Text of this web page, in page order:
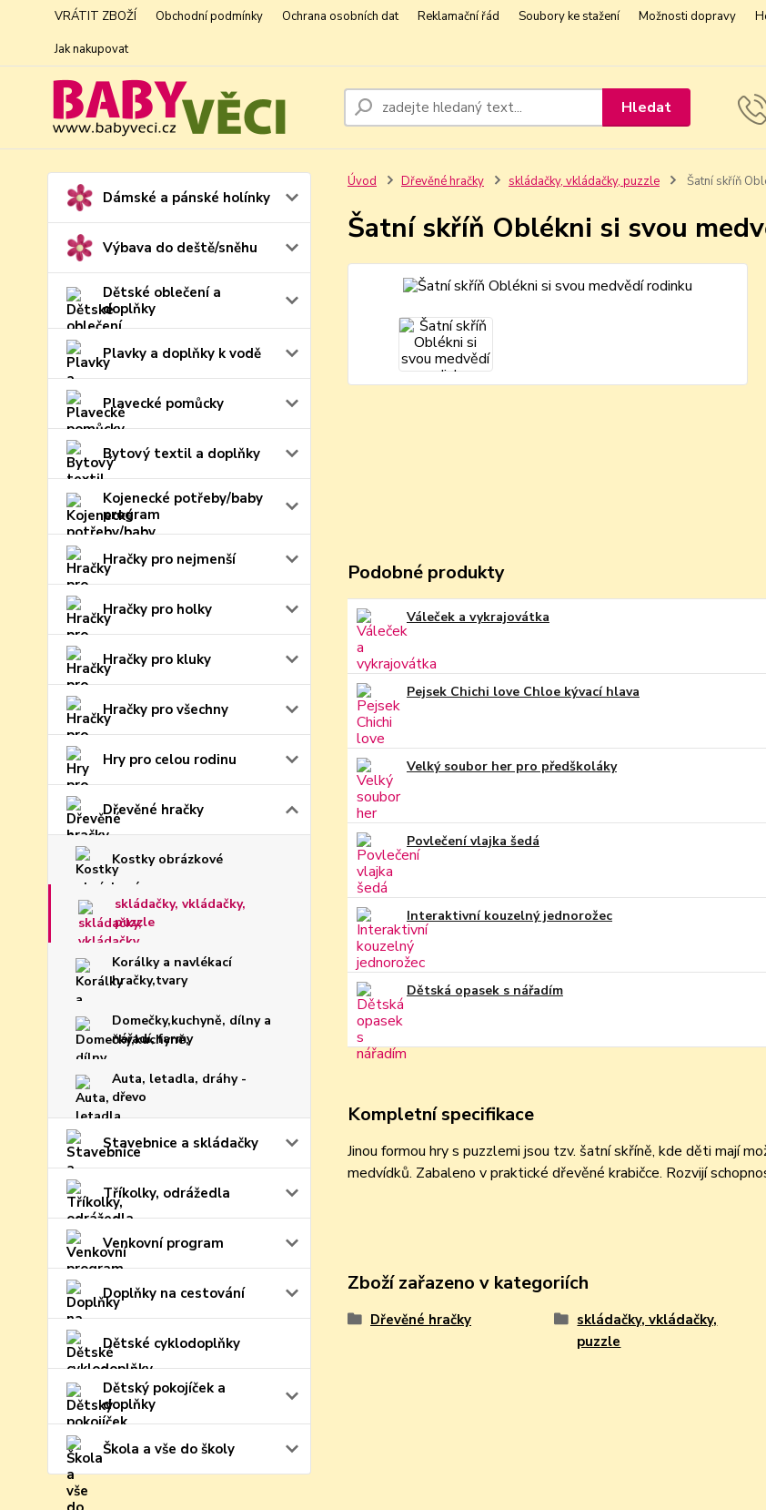
VRÁTIT ZBOŽÍ Obchodní podmínky Ochrana osobních dat Reklamační řád Soubory ke stažení Možnosti dopravy
Jak nakupovat
Hledat
Dámské a pánské holínky
Výbava do deště/sněhu
Dětské oblečení a
doplňky
Plavky a doplňky k vodě
Plavecké pomůcky
Bytový textil a doplňky
Kojenecké potřeby/baby
program
Hračky pro nejmenší
Hračky pro holky
Hračky pro kluky
Hračky pro všechny
Hry pro celou rodinu
Dřevěné hračky
Kostky obrázkové
skládačky, vkládačky,
puzzle
Korálky a navlékací
hračky,tvary
Domečky,kuchyně, dílny a
nářadí, farmy
Auta, letadla, dráhy -
dřevo
Stavebnice a skládačky
Tříkolky, odrážedla
Venkovní program
Doplňky na cestování
Dětské cyklodoplňky
Dětský pokojíček a
doplňky
Škola a vše do školy
Úvod Dřevěné hračky skládačky, vkládačky, puzzle Šatní skříň
Šatní skříň Oblékni si svou
Podobné produkty
Váleček a vykrajovátka
Pejsek Chichi love Chloe kývací hlava
Velký soubor her pro předškoláky
Povlečení vlajka šedá
Interaktivní kouzelný jednorožec
Dětská opasek s nářadím
Kompletní specifikace
Jinou formou hry s puzzlemi jsou tzv. šatní skříně, kde děti mají
medvídků. Zabaleno v praktické dřevěné krabičce. Rozvijí
Zboží zařazeno v kategoriích
Dřevěné hračky
skládačky, vkládačky,
puzzle